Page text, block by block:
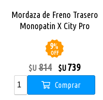
Mordaza de Freno Trasero
Monopatin X City Pro
9%
OFF
$U 814 $U 739
Comprar